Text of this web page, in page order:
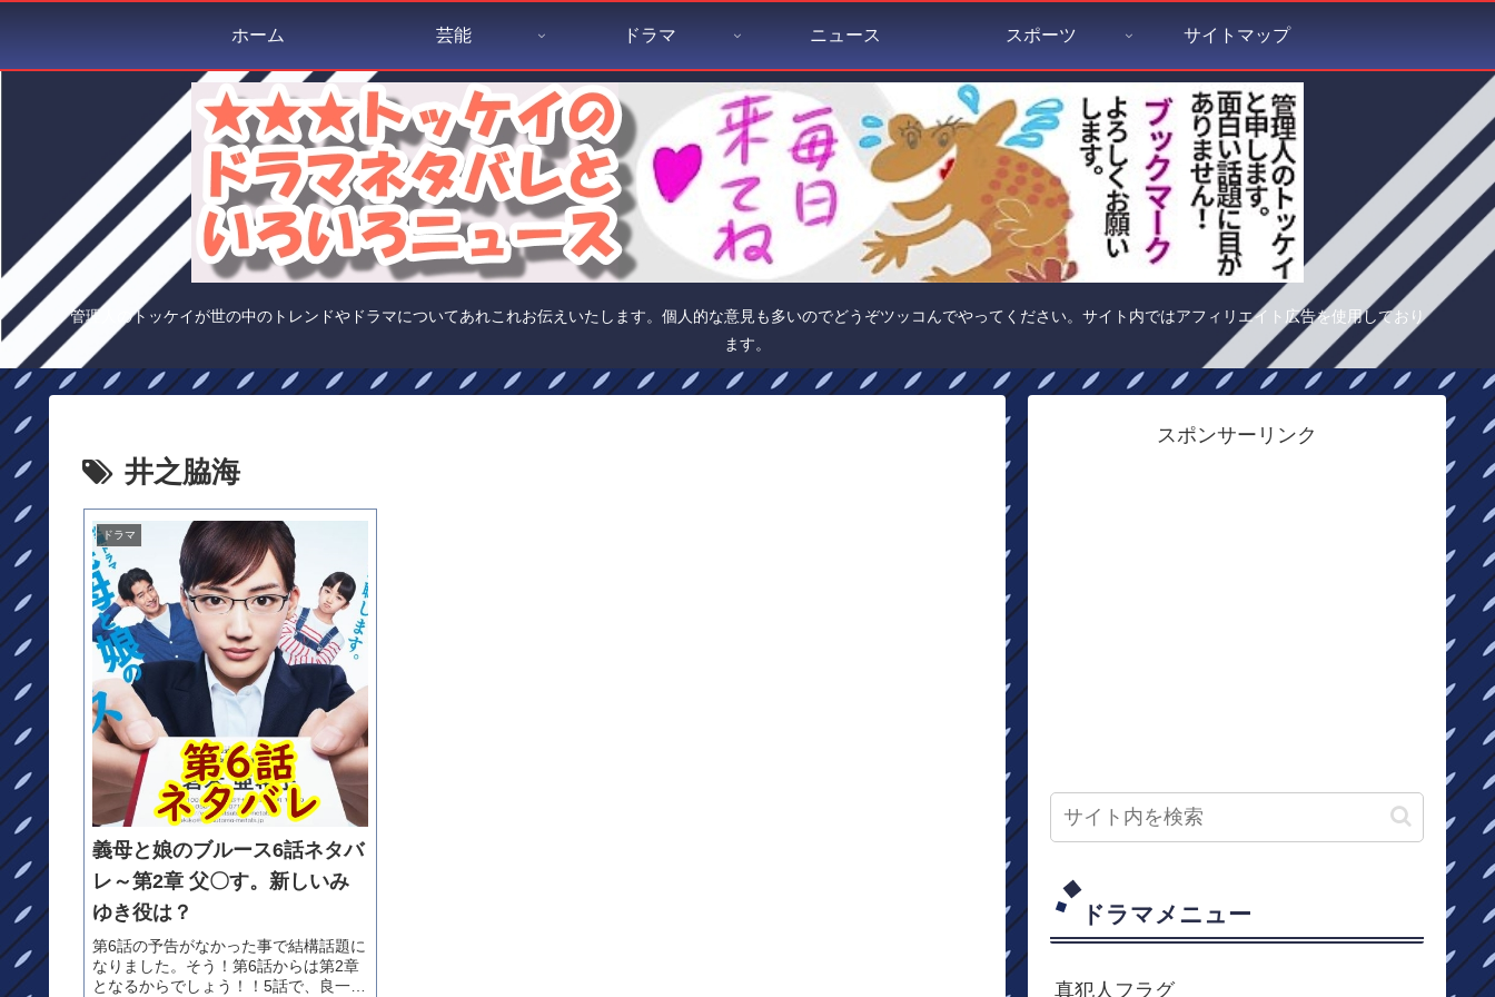
管理人のトッケイが世の中のトレンドやドラマについてあれこれお伝えいたします。個人的な意見も多いのでどうぞツッコんでやってください。サイト内ではアフィリエイト広告を使用しており
ます。
ホーム 芸能 ドラマ ニュース スポーツ サイトマップ
井之脇海
ドラマ
義母と娘のブルース6話ネタバ
レ～第2章 父〇す。新しいみ
ゆき役は？
第6話の予告がなかった事で結構話題に
なりました。そう！第6話からは第2章
となるからでしょう！！5話で、良一さ
スポンサーリンク
ドラマメニュー
真犯人フラグ